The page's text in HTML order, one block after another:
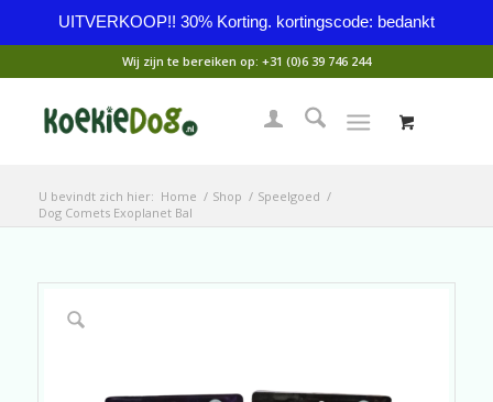
UITVERKOOP!! 30% Korting. kortingscode: bedankt
Wij zijn te bereiken op: +31 (0)6 39 746 244
U bevindt zich hier: Home / Shop / Speelgoed /
Dog Comets Exoplanet Bal